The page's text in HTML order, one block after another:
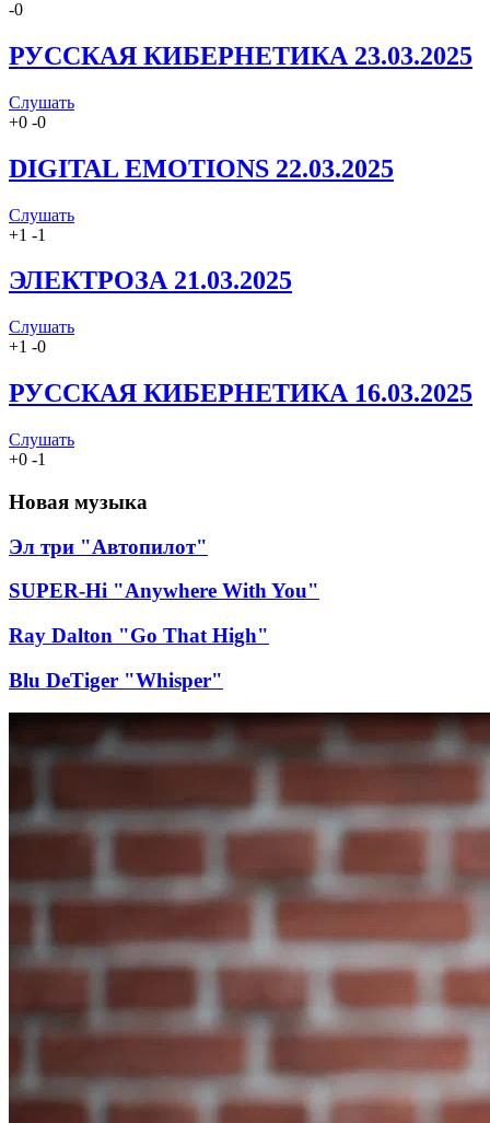
-0
РУССКАЯ КИБЕРНЕТИКА 23.03.2025
Слушать
+0 -0
DIGITAL EMOTIONS 22.03.2025
Слушать
+1 -1
ЭЛЕКТРОЗА 21.03.2025
Слушать
+1 -0
РУССКАЯ КИБЕРНЕТИКА 16.03.2025
Слушать
+0 -1
Новая музыка
Эл три "Автопилот"
SUPER-Hi "Anywhere With You"
Ray Dalton "Go That High"
Blu DeTiger "Whisper"